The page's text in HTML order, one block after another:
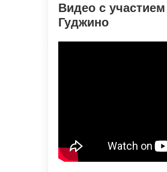
Видео с
Гуджино